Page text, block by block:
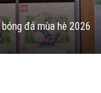
đá mùa hè 2026